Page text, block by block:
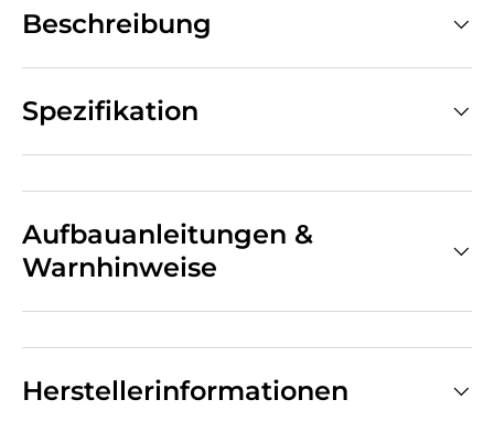
Beschreibung
Spezifikation
Aufbauanleitungen &
Warnhinweise
Herstellerinformationen